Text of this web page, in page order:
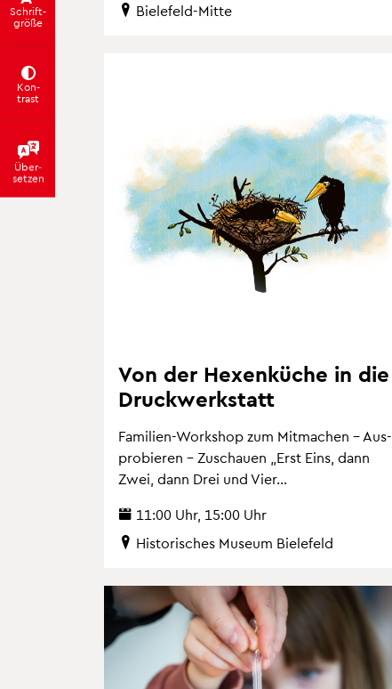
Schrift­
grö­ße
Kon­
trast
Über­
set­zen
Bie­le­feld-Mitte
Von der He­xen­kü­che in die
Druck­werk­statt
Fa­mi­li­en-Work­shop zum Mit­ma­chen – Aus­
pro­bie­ren – Zu­schau­en „Erst Eins, dann
Zwei, dann Drei und Vier...
11:00 Uhr, 15:00 Uhr
His­to­ri­sches Mu­se­um Bie­le­feld